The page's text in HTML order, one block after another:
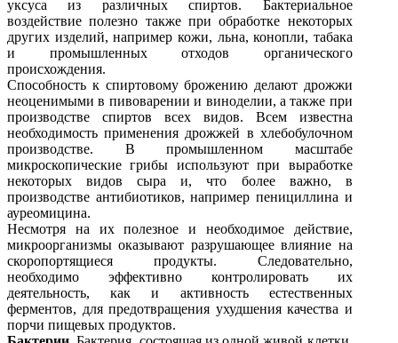
уксуса из различных спиртов. Бактериальное
воздействие полезно также при обработке некоторых
других изделий, например кожи, льна, конопли, табака
и промышленных отходов органического
происхождения.
Способность к спиртовому брожению делают дрожжи
неоценимыми в пивоварении и виноделии, а также при
производстве спиртов всех видов. Всем известна
необходимость применения дрожжей в хлебобулочном
производстве. В промышленном масштабе
микроскопические грибы используют при выработке
некоторых видов сыра и, что более важно, в
производстве антибиотиков, например пенициллина и
ауреомицина.
Несмотря на их полезное и необходимое действие,
микроорганизмы оказывают разрушающее влияние на
скоропортящиеся продукты. Следовательно,
необходимо эффективно контролировать их
деятельность, как и активность естественных
ферментов, для предотвращения ухудшения качества и
порчи пищевых продуктов.